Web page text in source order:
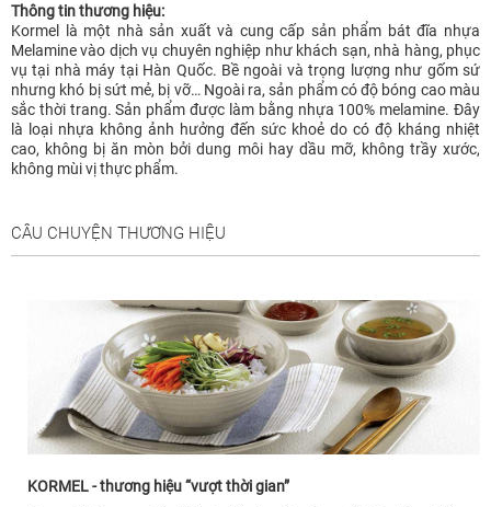
Thông tin thương hiệu:
Kormel là một nhà sản xuất và cung cấp sản phẩm bát đĩa nhựa
Melamine vào dịch vụ chuyên nghiệp như khách sạn, nhà hàng, phục
vụ tại nhà máy tại Hàn Quốc. Bề ngoài và trọng lượng như gốm sứ
nhưng khó bị sứt mẻ, bị vỡ… Ngoài ra, sản phẩm có độ bóng cao màu
sắc thời trang. Sản phẩm được làm bằng nhựa 100% melamine. Đây
là loại nhựa không ảnh hưởng đến sức khoẻ do có độ kháng nhiệt
cao, không bị ăn mòn bởi dung môi hay dầu mỡ, không trầy xước,
không mùi vị thực phẩm.
CÂU CHUYỆN THƯƠNG HIỆU
KORMEL - thương hiệu “vượt thời gian”